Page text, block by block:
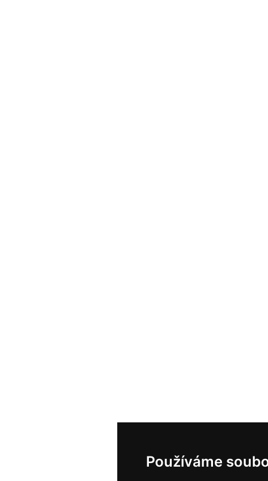
Používáme